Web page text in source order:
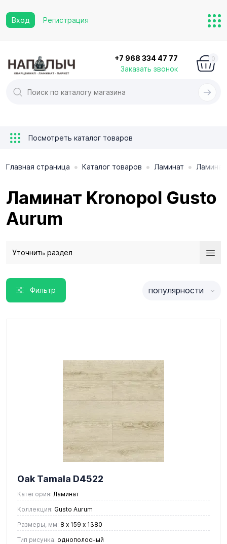
Вход Регистрация
+7 968 334 47 77
Заказать звонок
0
Посмотреть каталог товаров
Главная страница • Каталог товаров • Ламинат •
Ламинат Kronopol Gusto
Aurum
Уточнить раздел
Фильтр популярности
Oak Tamala D4522
Категория: Ламинат
Коллекция: Gusto Aurum
Размеры, мм: 8 х 159 х 1380
Тип рисунка: однополосный